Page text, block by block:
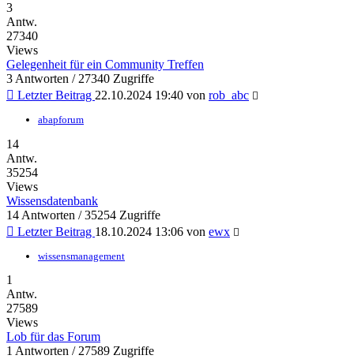
3
Antw.
27340
Views
Gelegenheit für ein Community Treffen
3 Antworten / 27340 Zugriffe
Letzter Beitrag 22.10.2024 19:40 von rob_abc
abapforum
14
Antw.
35254
Views
Wissensdatenbank
14 Antworten / 35254 Zugriffe
Letzter Beitrag 18.10.2024 13:06 von ewx
wissensmanagement
1
Antw.
27589
Views
Lob für das Forum
1 Antworten / 27589 Zugriffe